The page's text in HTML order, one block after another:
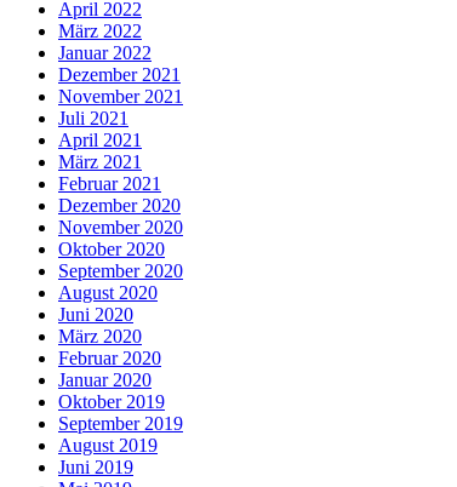
April 2022
März 2022
Januar 2022
Dezember 2021
November 2021
Juli 2021
April 2021
März 2021
Februar 2021
Dezember 2020
November 2020
Oktober 2020
September 2020
August 2020
Juni 2020
März 2020
Februar 2020
Januar 2020
Oktober 2019
September 2019
August 2019
Juni 2019